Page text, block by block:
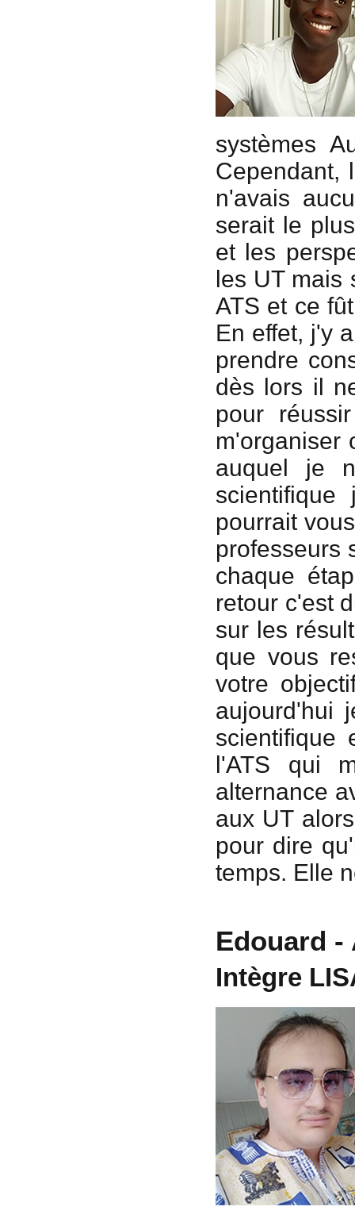
systèmes
Cependant,
n'avais
serait le
et les
les UT
ATS et ce
En effet, j'y
prendre
dès lors il
pour
m'organiser
auquel je
scientifique
pourrait
professeurs
chaque
retour c'est
sur les
que vous
votre
aujourd'hui
scientifique
l'ATS qui
alternance
aux UT
pour dire
temps. Elle
Edouard -
Intègre